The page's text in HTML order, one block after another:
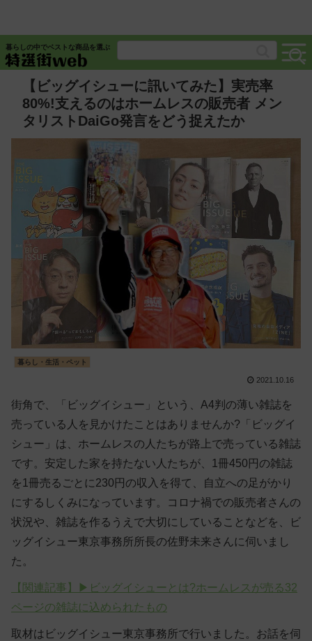
暮らしの中でベストな商品を選ぶ
【ビッグイシューに訊いてみた】実売率
80%!支えるのはホームレスの販売者 メン
タリストDaiGo発言をどう捉えたか
暮らし・生活・ペット
2021.10.16
街角で、「ビッグイシュー」という、A4判の薄い雑誌を
売っている人を見かけたことはありませんか?「ビッグイ
シュー」は、ホームレスの人たちが路上で売っている雑誌
です。安定した家を持たない人たちが、1冊450円の雑誌
を1冊売るごとに230円の収入を得て、自立への足がかり
にするしくみになっています。コロナ禍での販売者さんの
状況や、雑誌を作るうえで大切にしていることなどを、ビ
ッグイシュー東京事務所所長の佐野未来さんに伺いまし
た。
【関連記事】▶ビッグイシューとは?ホームレスが売る32
ページの雑誌に込められたもの
取材はビッグイシュー東京事務所で行いました。お話を伺